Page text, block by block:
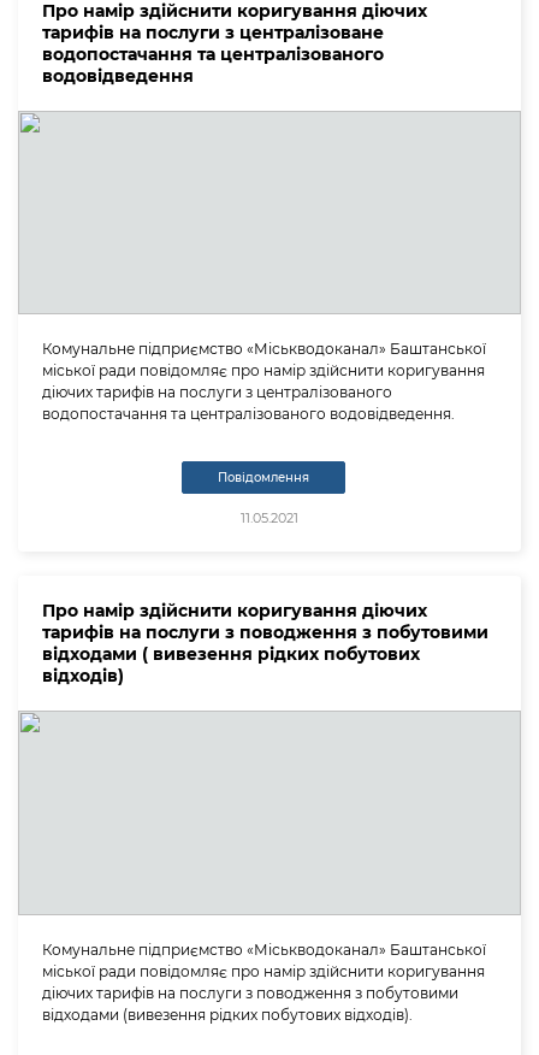
Про намір здійснити коригування діючих
тарифів на послуги з централізоване
водопостачання та централізованого
водовідведення
Комунальне підприємство «Міськводоканал» Баштанської
міської ради повідомляє про намір здійснити коригування
діючих тарифів на послуги з централізованого
водопостачання та централізованого водовідведення.
Повідомлення
11.05.2021
Про намір здійснити коригування діючих
тарифів на послуги з поводження з побутовими
відходами ( вивезення рідких побутових
відходів)
Комунальне підприємство «Міськводоканал» Баштанської
міської ради повідомляє про намір здійснити коригування
діючих тарифів на послуги з поводження з побутовими
відходами (вивезення рідких побутових відходів).